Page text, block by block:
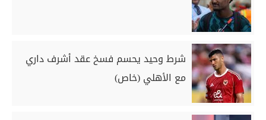
شرط وحيد يحسم فسخ عقد أشرف داري
مع الأهلي (خاص)